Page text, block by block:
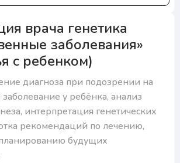
врача генетика
заболевания»
с ребенком)
диагноза при подозрении на
у ребёнка, анализ
интерпретация генетических
рекомендаций по лечению,
будущих